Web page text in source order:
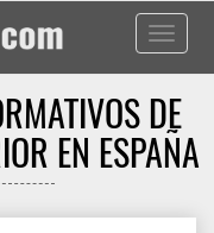
Toggle
DE
EN ESPAÑA